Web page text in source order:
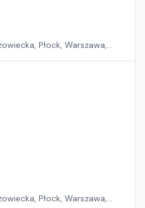
Płock, Warszawa,
Płock, Warszawa,